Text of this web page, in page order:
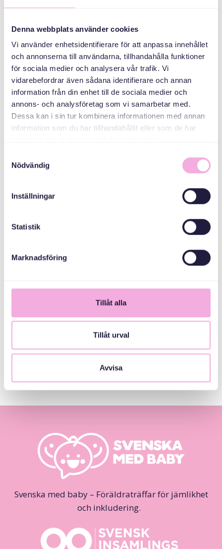
Denna webbplats använder cookies
Vi använder enhetsidentifierare för att anpassa innehållet
och annonserna till användarna, tillhandahålla funktioner
för sociala medier och analysera vår trafik. Vi
vidarebefordrar även sådana identifierare och annan
information från din enhet till de sociala medier och
annons- och analysföretag som vi samarbetar med.
Dessa kan i sin tur kombinera informationen med annan
information som du har tillhandahållit eller som de har
Nödvändig
Inställningar
Statistik
Marknadsföring
Tillåt alla
Tillåt urval
Avvisa
Isu imaatinka
ABAABULAHA
bokningen@svenskamedbaby.se
Guriga Stockholm
Svenska med baby – Föräldraträffar för jämlikhet
och inkludering.